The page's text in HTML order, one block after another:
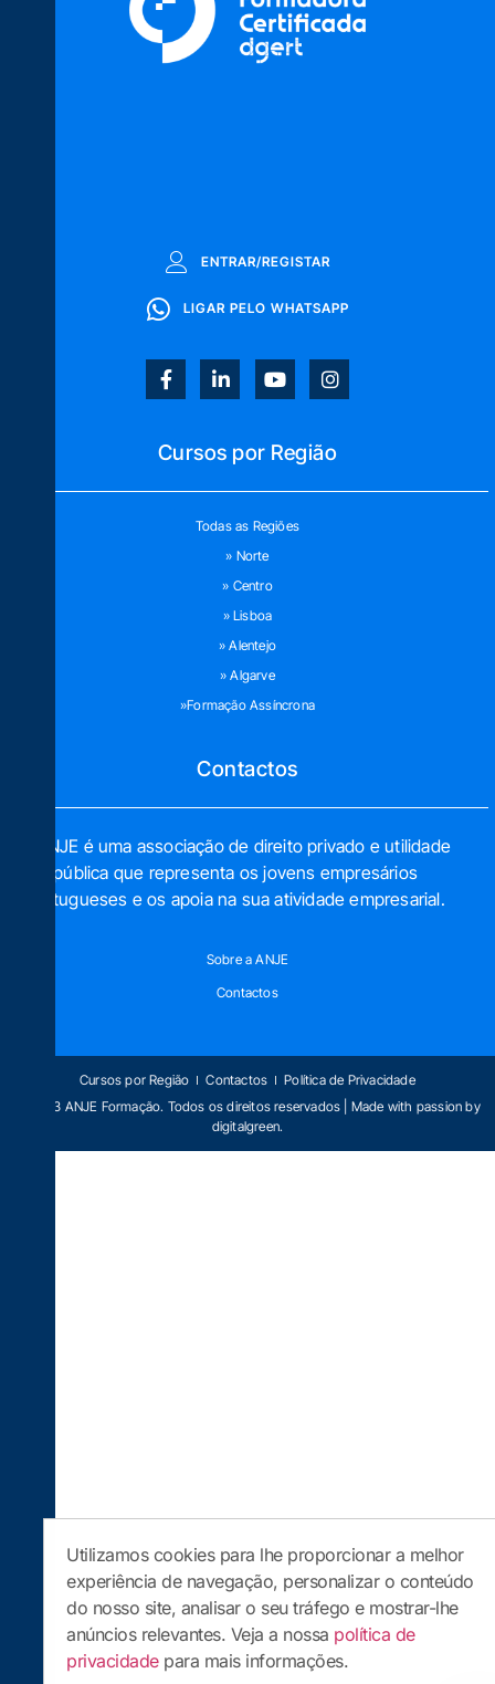
ENTRAR/REGISTAR
LIGAR PELO WHATSAPP
Cursos por Região
Todas as Regiões
» Norte
» Centro
» Lisboa
» Alentejo
» Algarve
»Formação Assíncrona
Contactos
A ANJE é uma associação de direito privado e utilidade
pública que representa os jovens empresários
portugueses e os apoia na sua atividade empresarial.
Sobre a ANJE
Contactos
Cursos por Região Contactos
Política de Privacidade
© 2023 ANJE Formação. Todos os direitos reservados | Made with passion by
digitalgreen.
Utilizamos cookies para lhe proporcionar a melhor
experiência de navegação, personalizar o conteúdo
do nosso site, analisar o seu tráfego e mostrar-lhe
anúncios relevantes. Veja a nossa política de
privacidadepara mais informações.